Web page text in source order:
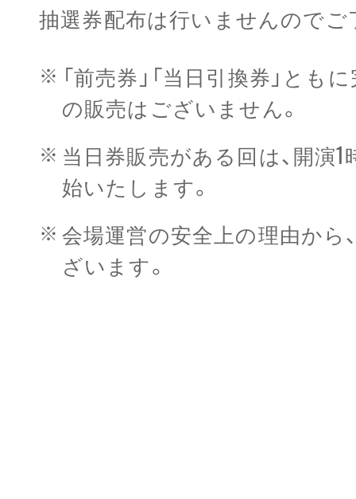
抽選券配布は行いませんのでご
「前売券」「当日引換券」と
の販売はございません。
当日券販売がある回は、開演
始いたします。
会場運営の安全上の理由から
ざいます。